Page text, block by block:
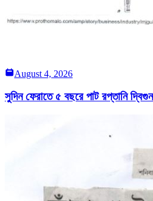
August 4, 2026
সুদিন ফেরাতে ৫ বছরে পাট রপ্তানি